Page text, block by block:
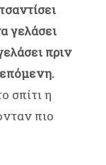
γελάσει
πριν
σπίτι η
πιο